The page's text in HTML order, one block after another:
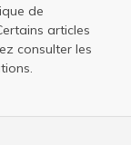
de
articles
consulter les